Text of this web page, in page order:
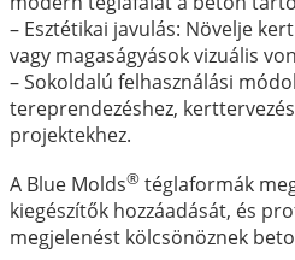
– Esztétikai javulás: Növelje
vagy magaságyások vizuális
– Sokoldalú felhasználási
tereprendezéshez,
projektekhez.
A Blue Molds® téglaformák
kiegészítők hozzáadását, és
megjelenést kölcsönöznek